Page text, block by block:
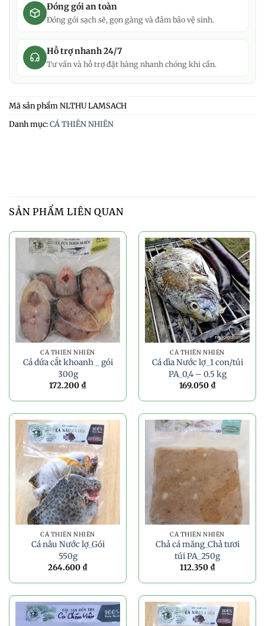
Đóng gói an toàn
Đóng gói sạch sẽ, gọn gàng và đảm bảo vệ sinh.
Hỗ trợ nhanh 24/7
Tư vấn và hỗ trợ đặt hàng nhanh chóng khi cần.
Mã sản phẩm NLTHU LAMSACH
Danh mục:CÁ THIÊN NHIÊN
SẢN PHẨM LIÊN QUAN
CÁ THIÊN NHIÊN
Cá dứa cắt khoanh _ gói
300g
172.200 ₫
CÁ THIÊN NHIÊN
Cá dìa Nước lợ_1 con/túi
PA_0,4 – 0.5 kg
169.050 ₫
CÁ THIÊN NHIÊN
Cá nâu Nước lợ_Gói
550g
264.600 ₫
CÁ THIÊN NHIÊN
Chả cá măng_Chả tươi
túi PA_250g
112.350 ₫